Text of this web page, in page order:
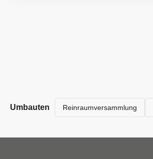
Umbauten Reinraumversammlung